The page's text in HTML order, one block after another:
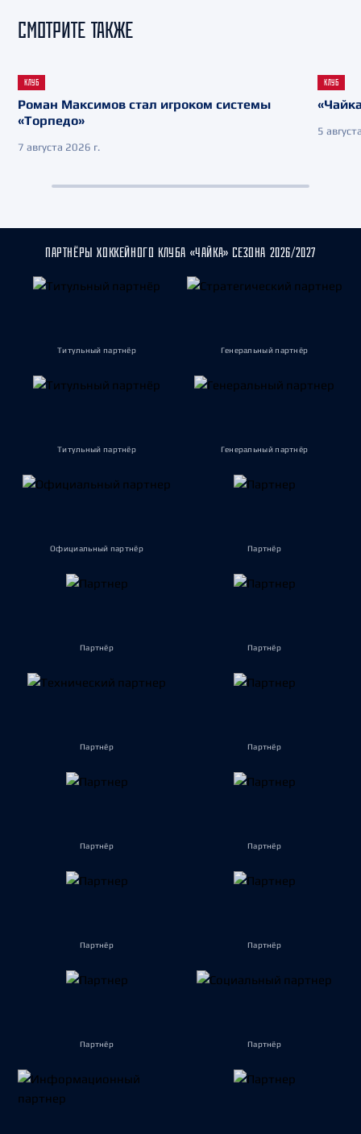
СМОТРИТЕ ТАКЖЕ
КЛУБ
Роман Максимов стал игроком системы
«Торпедо»
7 августа 2026 г.
КЛУБ
5
ПАРТНЁРЫ ХОККЕЙНОГО КЛУБА «ЧАЙКА» СЕЗОНА 2026/2027
Титульный партнёр Генеральный партнёр
Титульный партнёр Генеральный партнёр
Официальный партнёр Партнёр
Партнёр Партнёр
Партнёр Партнёр
Партнёр Партнёр
Партнёр Партнёр
Партнёр Партнёр